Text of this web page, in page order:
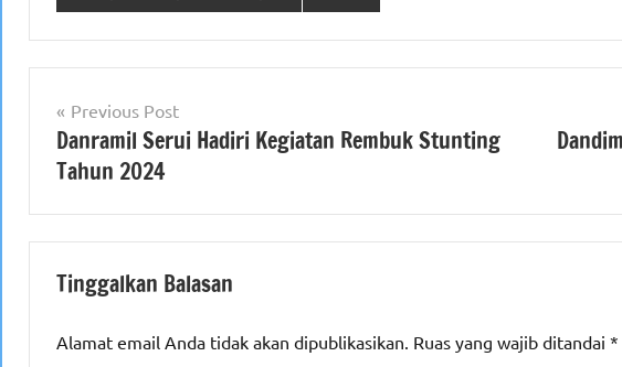
Navigasi
pos
Previous Post
Danramil Serui Hadiri Kegiatan Rembuk Stunting
Tahun 2024
Tinggalkan Balasan
Alamat email Anda tidak akan dipublikasikan. Ruas yang wajib ditandai *